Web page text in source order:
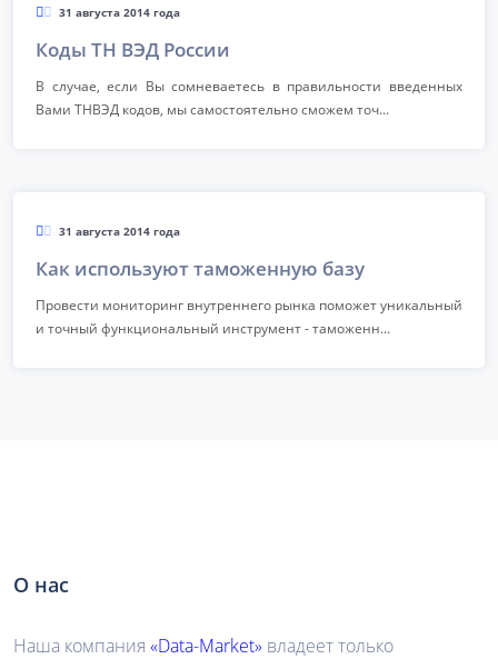
31 августа 2014 года
Коды ТН ВЭД России
В случае, если Вы сомневаетесь в правильности введенных
Вами ТНВЭД кодов, мы самостоятельно сможем точ...
31 августа 2014 года
Как используют таможенную базу
Провести мониторинг внутреннего рынка поможет уникальный
и точный функциональный инструмент - таможенн...
О нас
Наша компания «Data-Market» владеет только